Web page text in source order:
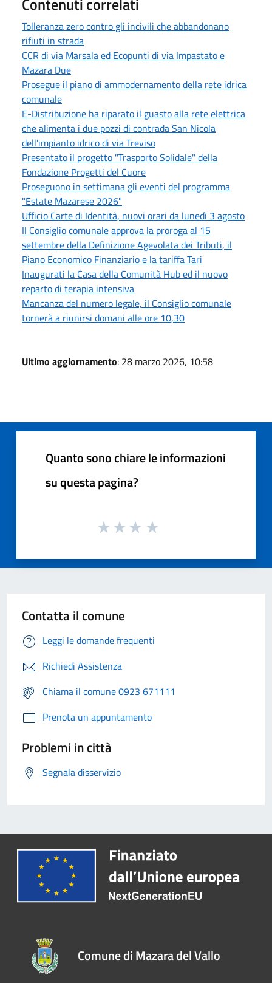
Tolleranza zero contro gli incivili che abbandonano
rifiuti in strada
CCR di via Marsala ed Ecopunti di via Impastato e
Mazara Due
Prosegue il piano di ammodernamento della rete idrica
comunale
E-Distribuzione ha riparato il guasto alla rete elettrica
che alimenta i due pozzi di contrada San Nicola
dell'impianto idrico di via Treviso
Presentato il progetto "Trasporto Solidale" della
Fondazione Progetti del Cuore
Proseguono in settimana gli eventi del programma
"Estate Mazarese 2026"
Ufficio Carte di Identità, nuovi orari da lunedì 3 agosto
Il Consiglio comunale approva la proroga al 15
settembre della Definizione Agevolata dei Tributi, il
Piano Economico Finanziario e la tariffa Tari
Inaugurati la Casa della Comunità Hub ed il nuovo
reparto di terapia intensiva
Mancanza del numero legale, il Consiglio comunale
tornerà a riunirsi domani alle ore 10,30
Ultimo aggiornamento: 28 marzo 2026, 10:58
Quanto sono chiare le informazioni
su questa pagina?
Contatta il comune
Leggi le domande frequenti
Richiedi Assistenza
Chiama il comune 0923 671111
Prenota un appuntamento
Problemi in città
Segnala disservizio
Comune di Mazara del Vallo